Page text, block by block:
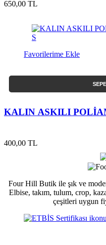
650,00 TL
Favorilerime Ekle
KALIN ASKILI
400,00 TL
Four Hill Butik ile şık ve
Elbise, takım, tulum, crop,
çeşitleri uygun